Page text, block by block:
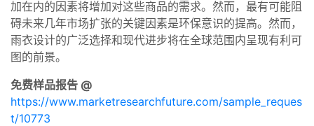
加在内的因素将增加对这些商品的需求。然而，最有可能阻
碍未来几年市场扩张的关键因素是环保意识的提高。然而，
雨衣设计的广泛选择和现代进步将在全球范围内呈现有利可
图的前景。
免费样品报告 @
https://www.marketresearchfuture.com/sample_reques
t/10773